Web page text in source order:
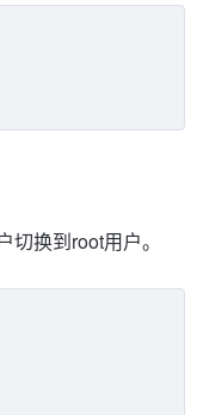
换到root用户。